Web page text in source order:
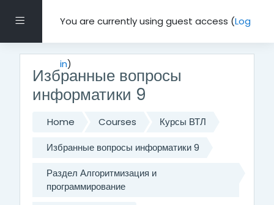
Side panelYou are currently using guest access (Log
in)
Избранные вопросы
информатики 9
Home Courses
Курсы ВТЛ
Избранные вопросы информатики 9
Раздел Алгоритмизация и
программирование